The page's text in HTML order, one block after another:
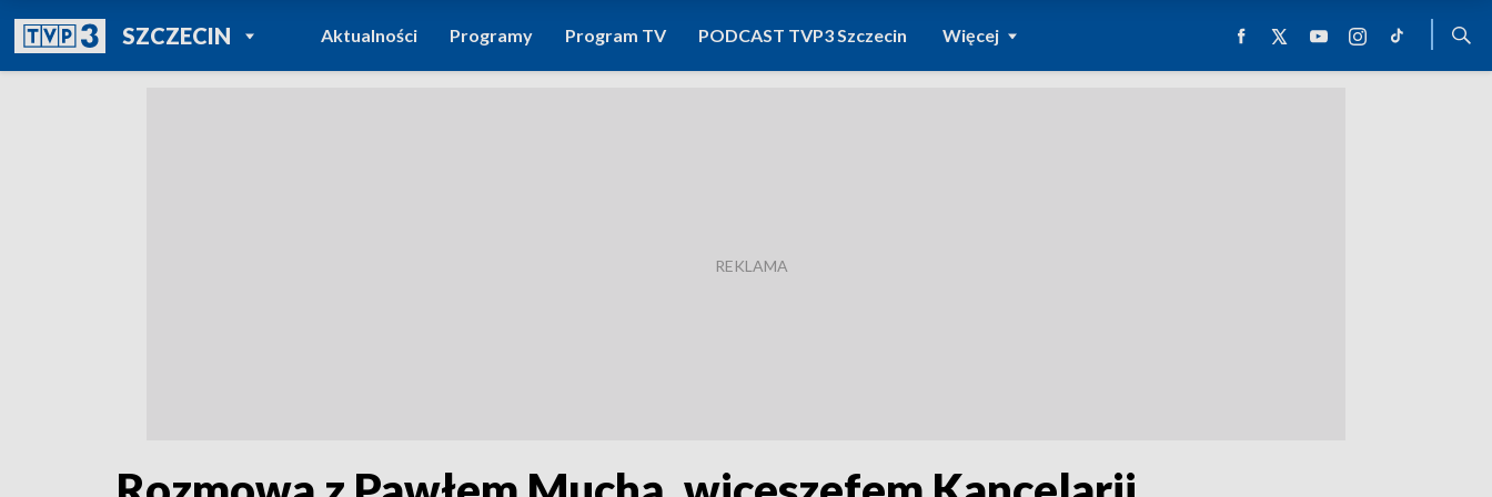
SZCZECINPOWRÓT DO
TVP REGIONY
Aktualności Programy Program TV PODCAST TVP3 Szczecin Więcej